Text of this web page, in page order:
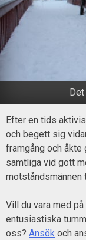
Efter en tids
och begett sig
framgång och åkte
samtliga vid gott
motståndsmännen
Vill du vara med
entusiastiska
oss? Ansök och